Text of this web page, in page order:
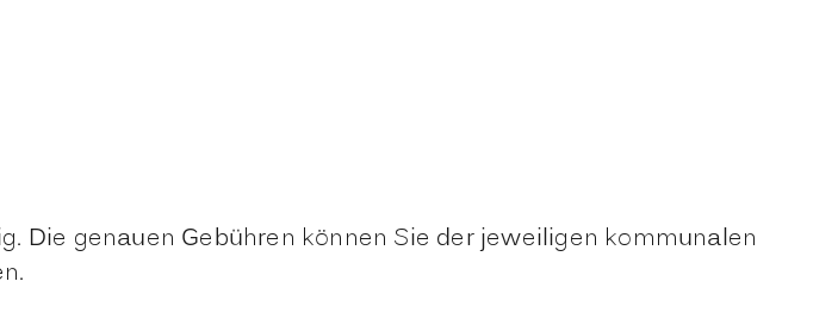
Die genauen Gebühren können Sie der jeweiligen kommunalen